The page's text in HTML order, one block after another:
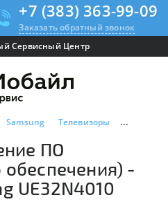
+7 (383) 363-99-09
Заказать обратный звонок
Сервисный Центр
Samsung Телевизоры Samsung
ПО
-
UE32N4010